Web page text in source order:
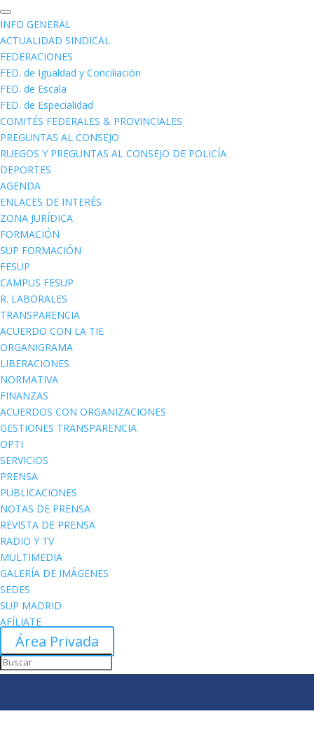
INFO GENERAL
ACTUALIDAD SINDICAL
FEDERACIONES
FED. de Igualdad y Conciliación
FED. de Escala
FED. de Especialidad
COMITÉS FEDERALES & PROVINCIALES
PREGUNTAS AL CONSEJO
RUEGOS Y PREGUNTAS AL CONSEJO DE POLICÍA
DEPORTES
AGENDA
ENLACES DE INTERÉS
ZONA JURÍDICA
FORMACIÓN
SUP FORMACIÓN
FESUP
CAMPUS FESUP
R. LABORALES
TRANSPARENCIA
ACUERDO CON LA TIE
ORGANIGRAMA
LIBERACIONES
NORMATIVA
FINANZAS
ACUERDOS CON ORGANIZACIONES
GESTIONES TRANSPARENCIA
OPTI
SERVICIOS
PRENSA
PUBLICACIONES
NOTAS DE PRENSA
REVISTA DE PRENSA
RADIO Y TV
MULTIMEDIA
GALERÍA DE IMÁGENES
SEDES
SUP MADRID
AFÍLIATE
Área Privada